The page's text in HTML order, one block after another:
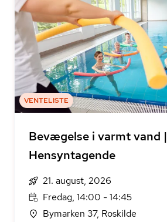
VENTELISTE
Bevægelse i varmt vand |
Hensyntagende
21. august, 2026
Fredag, 14:00 - 14:45
Bymarken 37, Roskilde